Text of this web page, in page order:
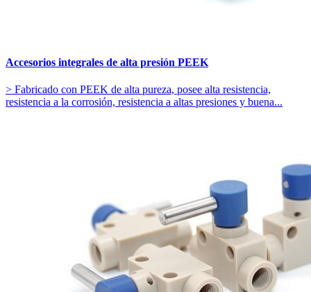
Accesorios integrales de alta presión PEEK
> Fabricado con PEEK de alta pureza, posee alta resistencia,
resistencia a la corrosión, resistencia a altas presiones y buena...